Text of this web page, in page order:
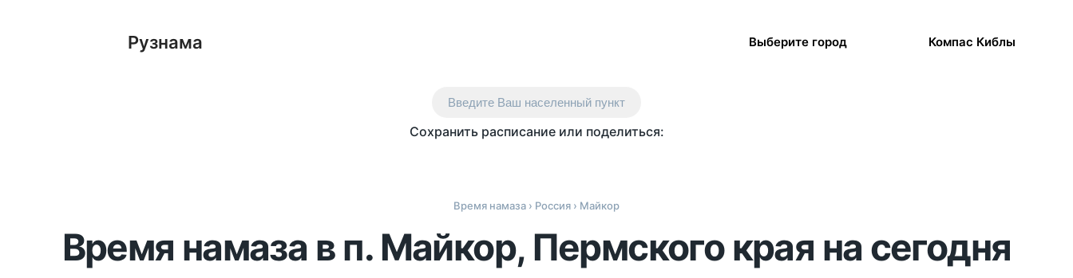
Рузнама Выберите город Компас Киблы
Введите Ваш населенный пункт
Сохранить расписание или поделиться:
Время намаза › Россия › Майкор
Время намаза в п. Майкор, Пермского края на сегодня